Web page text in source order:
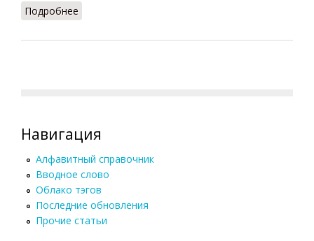
Подробнее
Навигация
Алфавитный справочник
Вводное слово
Облако тэгов
Последние обновления
Прочие статьи